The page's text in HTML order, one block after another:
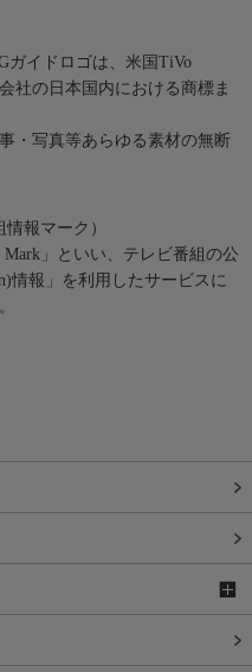
ガイドロゴは、米国TiVo
社の日本国内における商標ま
・写真等あらゆる素材の無断
報マーク）
」といい、テレビ番組の公
情報」を利用したサービスに